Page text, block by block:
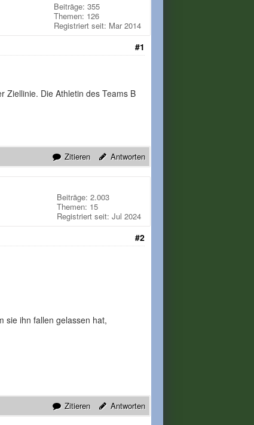
Beiträge: 355
Themen: 126
Registriert seit: Mar 2014
#1
Ziellinie. Die Athletin des Teams B
Zitieren Antworten
Beiträge: 2.003
Themen: 15
Registriert seit: Jul 2024
#2
sie ihn fallen gelassen hat,
Zitieren Antworten